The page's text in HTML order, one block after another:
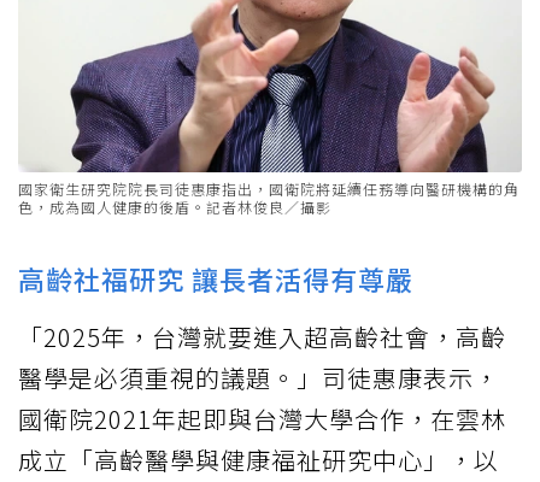
國家衛生研究院院長司徒惠康指出，國衛院將延續任務導向醫研機構的角
色，成為國人健康的後盾。記者林俊良／攝影
高齡社福研究 讓長者活得有尊嚴
「2025年，台灣就要進入超高齡社會，高齡
醫學是必須重視的議題。」司徒惠康表示，
國衛院2021年起即與台灣大學合作，在雲林
成立「高齡醫學與健康福祉研究中心」，以